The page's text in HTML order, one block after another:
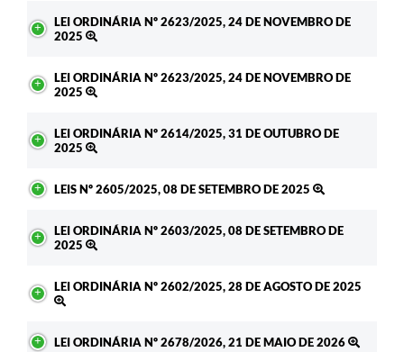
LEI ORDINÁRIA Nº 2623/2025, 24 DE NOVEMBRO DE
2025
LEI ORDINÁRIA Nº 2623/2025, 24 DE NOVEMBRO DE
2025
LEI ORDINÁRIA Nº 2614/2025, 31 DE OUTUBRO DE
2025
LEIS Nº 2605/2025, 08 DE SETEMBRO DE 2025
LEI ORDINÁRIA Nº 2603/2025, 08 DE SETEMBRO DE
2025
LEI ORDINÁRIA Nº 2602/2025, 28 DE AGOSTO DE 2025
LEI ORDINÁRIA Nº 2678/2026, 21 DE MAIO DE 2026